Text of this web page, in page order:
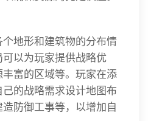
地形和建筑物的分布情
以为玩家提供战略优
富的区域等。玩家在添
的战略需求设计地图布
防御工事等，以增加自